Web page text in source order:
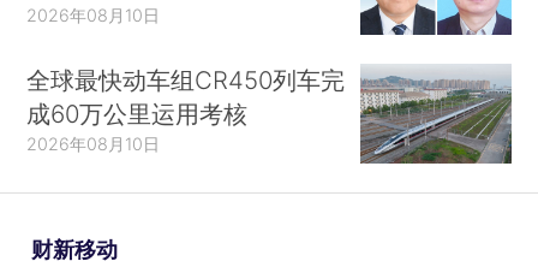
2026年08月10日
全球最快动车组CR450列车完
成60万公里运用考核
2026年08月10日
财新移动